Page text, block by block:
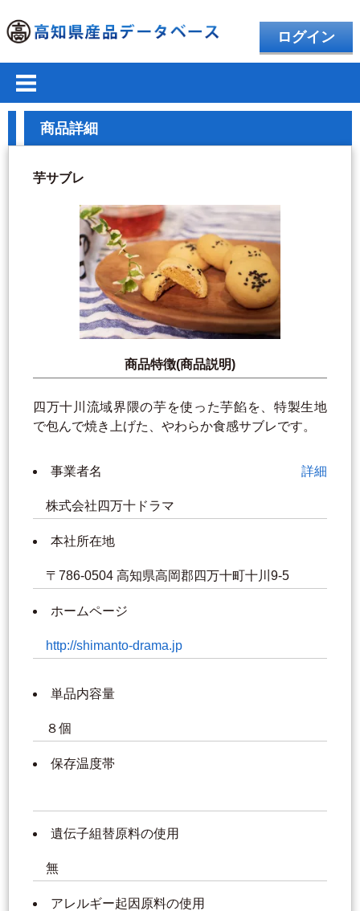
ログイン
商品詳細
芋サブレ
商品特徴(商品説明)
四万十川流域界隈の芋を使った芋餡を、特製生地
で包んで焼き上げた、やわらか食感サブレです。
事業者名 詳細
株式会社四万十ドラマ
本社所在地
〒786-0504 高知県高岡郡四万十町十川9-5
ホームページ
http://shimanto-drama.jp
単品内容量
８個
保存温度帯
遺伝子組替原料の使用
無
アレルギー起因原料の使用